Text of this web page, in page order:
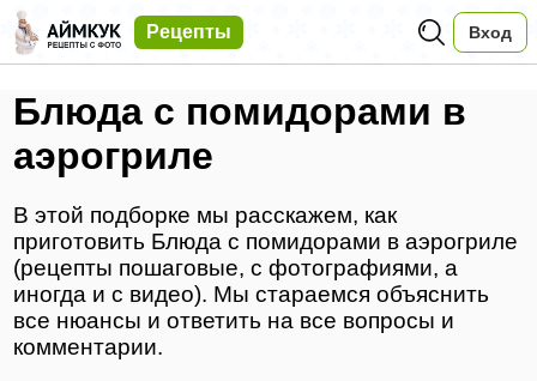
Рецепты Вход
Блюда с помидорами в
аэрогриле
В этой подборке мы расскажем, как
приготовить Блюда с помидорами в аэрогриле
(рецепты пошаговые, с фотографиями, а
иногда и с видео). Мы стараемся объяснить
все нюансы и ответить на все вопросы и
комментарии.